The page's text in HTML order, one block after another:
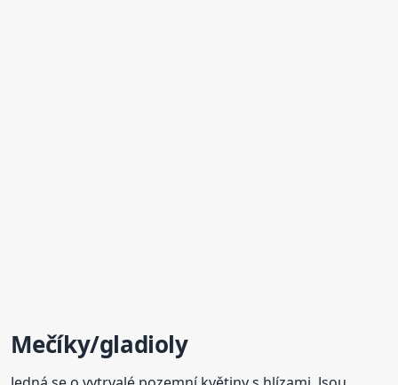
Mečíky/gladioly